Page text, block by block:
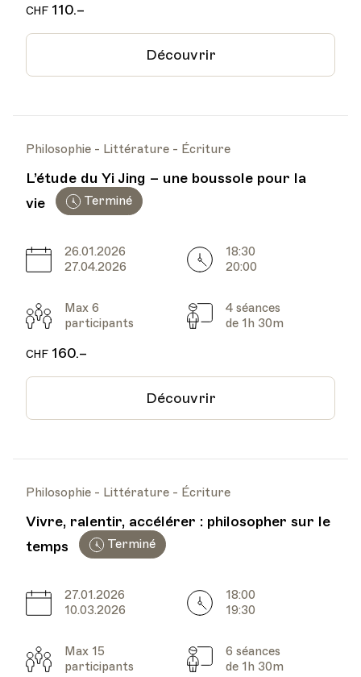
CHF110.–
Découvrir
Philosophie - Littérature - Écriture
L’étude du Yi Jing – une boussole pour la
vie
Terminé
Date
26.01.2026
27.04.2026
Heure
18:30
20:00
Participants
Max 6
participants
Cours
4 séances
de 1h 30m
CHF160.–
Découvrir
Philosophie - Littérature - Écriture
Vivre, ralentir, accélérer : philosopher sur le
temps
Terminé
Date
27.01.2026
10.03.2026
Heure
18:00
19:30
Participants
Max 15
participants
Cours
6 séances
de 1h 30m